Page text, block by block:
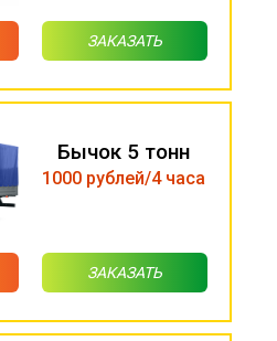
ЗАКАЗАТЬ
Бычок 5 тонн
1000 рублей/4 часа
ЗАКАЗАТЬ